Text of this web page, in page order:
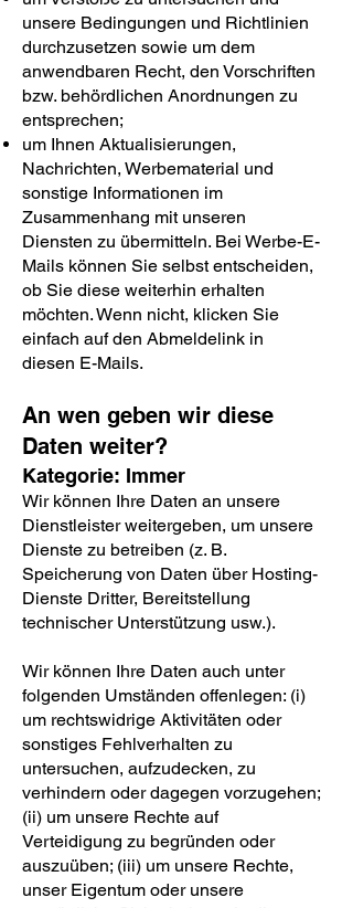
unsere Bedingungen und Richtlinien
durchzusetzen sowie um dem
anwendbaren Recht, den Vorschriften
bzw. behördlichen Anordnungen zu
entsprechen;
um Ihnen Aktualisierungen,
Nachrichten, Werbematerial und
sonstige Informationen im
Zusammenhang mit unseren
Diensten zu übermitteln. Bei Werbe-E-
Mails können Sie selbst entscheiden,
ob Sie diese weiterhin erhalten
möchten. Wenn nicht, klicken Sie
einfach auf den Abmeldelink in
diesen E-Mails.
An wen geben wir diese
Daten weiter?
Kategorie: Immer
Wir können Ihre Daten an unsere
Dienstleister weitergeben, um unsere
Dienste zu betreiben (z. B.
Speicherung von Daten über Hosting-
Dienste Dritter, Bereitstellung
technischer Unterstützung usw.).
Wir können Ihre Daten auch unter
folgenden Umständen offenlegen: (i)
um rechtswidrige Aktivitäten oder
sonstiges Fehlverhalten zu
untersuchen, aufzudecken, zu
verhindern oder dagegen vorzugehen;
(ii) um unsere Rechte auf
Verteidigung zu begründen oder
auszuüben; (iii) um unsere Rechte,
unser Eigentum oder unsere